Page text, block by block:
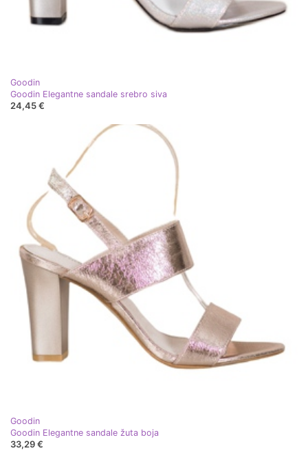
Goodin
Goodin Elegantne sandale srebro siva
24,45 €
Goodin
Goodin Elegantne sandale žuta boja
33,29 €